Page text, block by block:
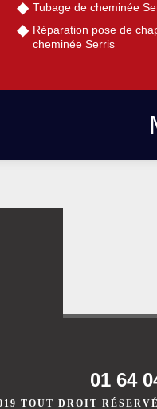
Tubage de cheminée
Réparation pose de
cheminée Serris
01 64
TOUT DROIT